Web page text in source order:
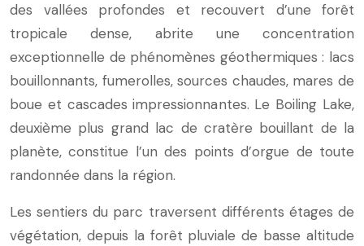
des vallées profondes et recouvert d’une forêt
tropicale dense, abrite une concentration
exceptionnelle de phénomènes géothermiques : lacs
bouillonnants, fumerolles, sources chaudes, mares de
boue et cascades impressionnantes. Le Boiling Lake,
deuxième plus grand lac de cratère bouillant de la
planète, constitue l’un des points d’orgue de toute
randonnée dans la région.
Les sentiers du parc traversent différents étages de
végétation, depuis la forêt pluviale de basse altitude